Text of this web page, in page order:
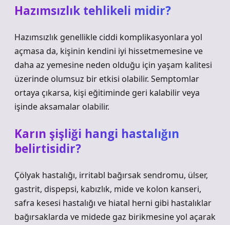
Hazımsızlık tehlikeli midir?
Hazımsızlık genellikle ciddi komplikasyonlara yol
açmasa da, kişinin kendini iyi hissetmemesine ve
daha az yemesine neden olduğu için yaşam kalitesi
üzerinde olumsuz bir etkisi olabilir. Semptomlar
ortaya çıkarsa, kişi eğitiminde geri kalabilir veya
işinde aksamalar olabilir.
Karın şişliği hangi hastalığın
belirtisidir?
Çölyak hastalığı, irritabl bağırsak sendromu, ülser,
gastrit, dispepsi, kabızlık, mide ve kolon kanseri,
safra kesesi hastalığı ve hiatal herni gibi hastalıklar
bağırsaklarda ve midede gaz birikmesine yol açarak